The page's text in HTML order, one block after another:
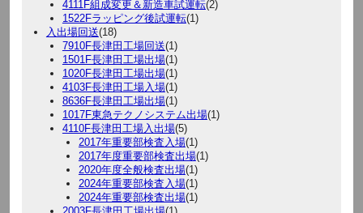
4111F組成変更＆新造車試運転(2)
1522Fラッピング後試運転(1)
入出場回送(18)
7910F長津田工場回送(1)
1501F長津田工場出場(1)
1020F長津田工場出場(1)
4103F長津田工場入場(1)
8636F長津田工場出場(1)
1017F東急テクノシステム出場(1)
4110F長津田工場入出場(5)
2017年重要部検査入場(1)
2017年度重要部検査出場(1)
2020年度全般検査出場(1)
2024年重要部検査入場(1)
2024年重要部検査出場(1)